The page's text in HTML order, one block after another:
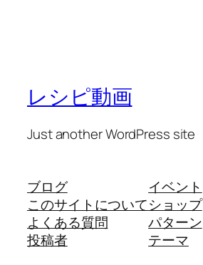
レシピ動画
Just another WordPress site
ブログ
このサイトについて
よくある質問
投稿者
イベント
ショップ
パターン
テーマ